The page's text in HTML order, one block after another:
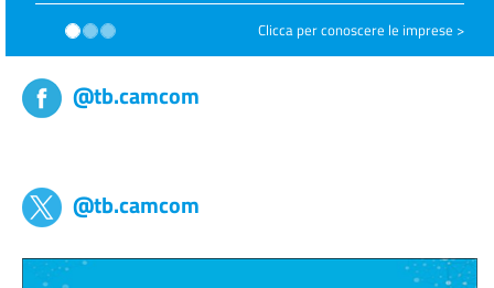
Clicca per conoscere le imprese >
@tb.camcom
@tb.camcom